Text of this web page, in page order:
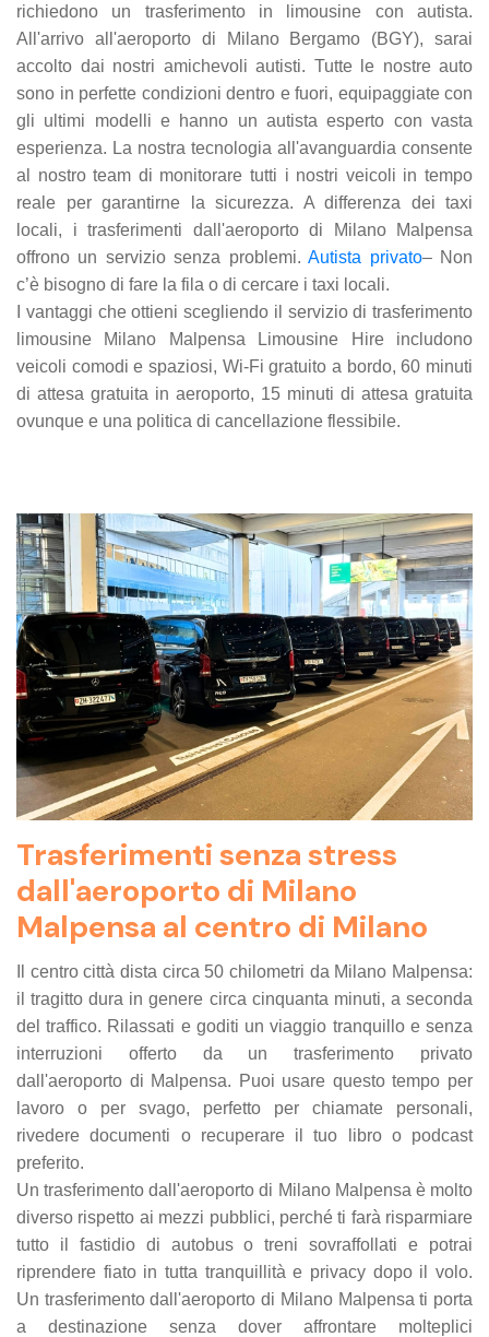
richiedono un trasferimento in limousine con autista.
All'arrivo all'aeroporto di Milano Bergamo (BGY), sarai
accolto dai nostri amichevoli autisti. Tutte le nostre auto
sono in perfette condizioni dentro e fuori, equipaggiate con
gli ultimi modelli e hanno un autista esperto con vasta
esperienza. La nostra tecnologia all'avanguardia consente
al nostro team di monitorare tutti i nostri veicoli in tempo
reale per garantirne la sicurezza. A differenza dei taxi
locali, i trasferimenti dall'aeroporto di Milano Malpensa
offrono un servizio senza problemi.Autista privato– Non
c’è bisogno di fare la fila o di cercare i taxi locali.
I vantaggi che ottieni scegliendo il servizio di trasferimento
limousine Milano Malpensa Limousine Hire includono
veicoli comodi e spaziosi, Wi-Fi gratuito a bordo, 60 minuti
di attesa gratuita in aeroporto, 15 minuti di attesa gratuita
ovunque e una politica di cancellazione flessibile.
Trasferimenti senza stress
dall'aeroporto di Milano
Malpensa al centro di Milano
Il centro città dista circa 50 chilometri da Milano Malpensa:
il tragitto dura in genere circa cinquanta minuti, a seconda
del traffico. Rilassati e goditi un viaggio tranquillo e senza
interruzioni offerto da un trasferimento privato
dall'aeroporto di Malpensa. Puoi usare questo tempo per
lavoro o per svago, perfetto per chiamate personali,
rivedere documenti o recuperare il tuo libro o podcast
preferito.
Un trasferimento dall'aeroporto di Milano Malpensa è molto
diverso rispetto ai mezzi pubblici, perché ti farà risparmiare
tutto il fastidio di autobus o treni sovraffollati e potrai
riprendere fiato in tutta tranquillità e privacy dopo il volo.
Un trasferimento dall'aeroporto di Milano Malpensa ti porta
a destinazione senza dover affrontare molteplici